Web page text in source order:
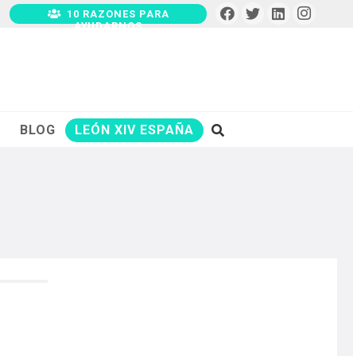
10 RAZONES PARA
AYUDARNOS
BLOG LEÓN XIV ESPAÑA